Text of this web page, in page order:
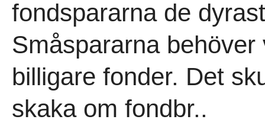
fondspararna de
Småspararna
billigare fonder. Det
skaka om fondbr..